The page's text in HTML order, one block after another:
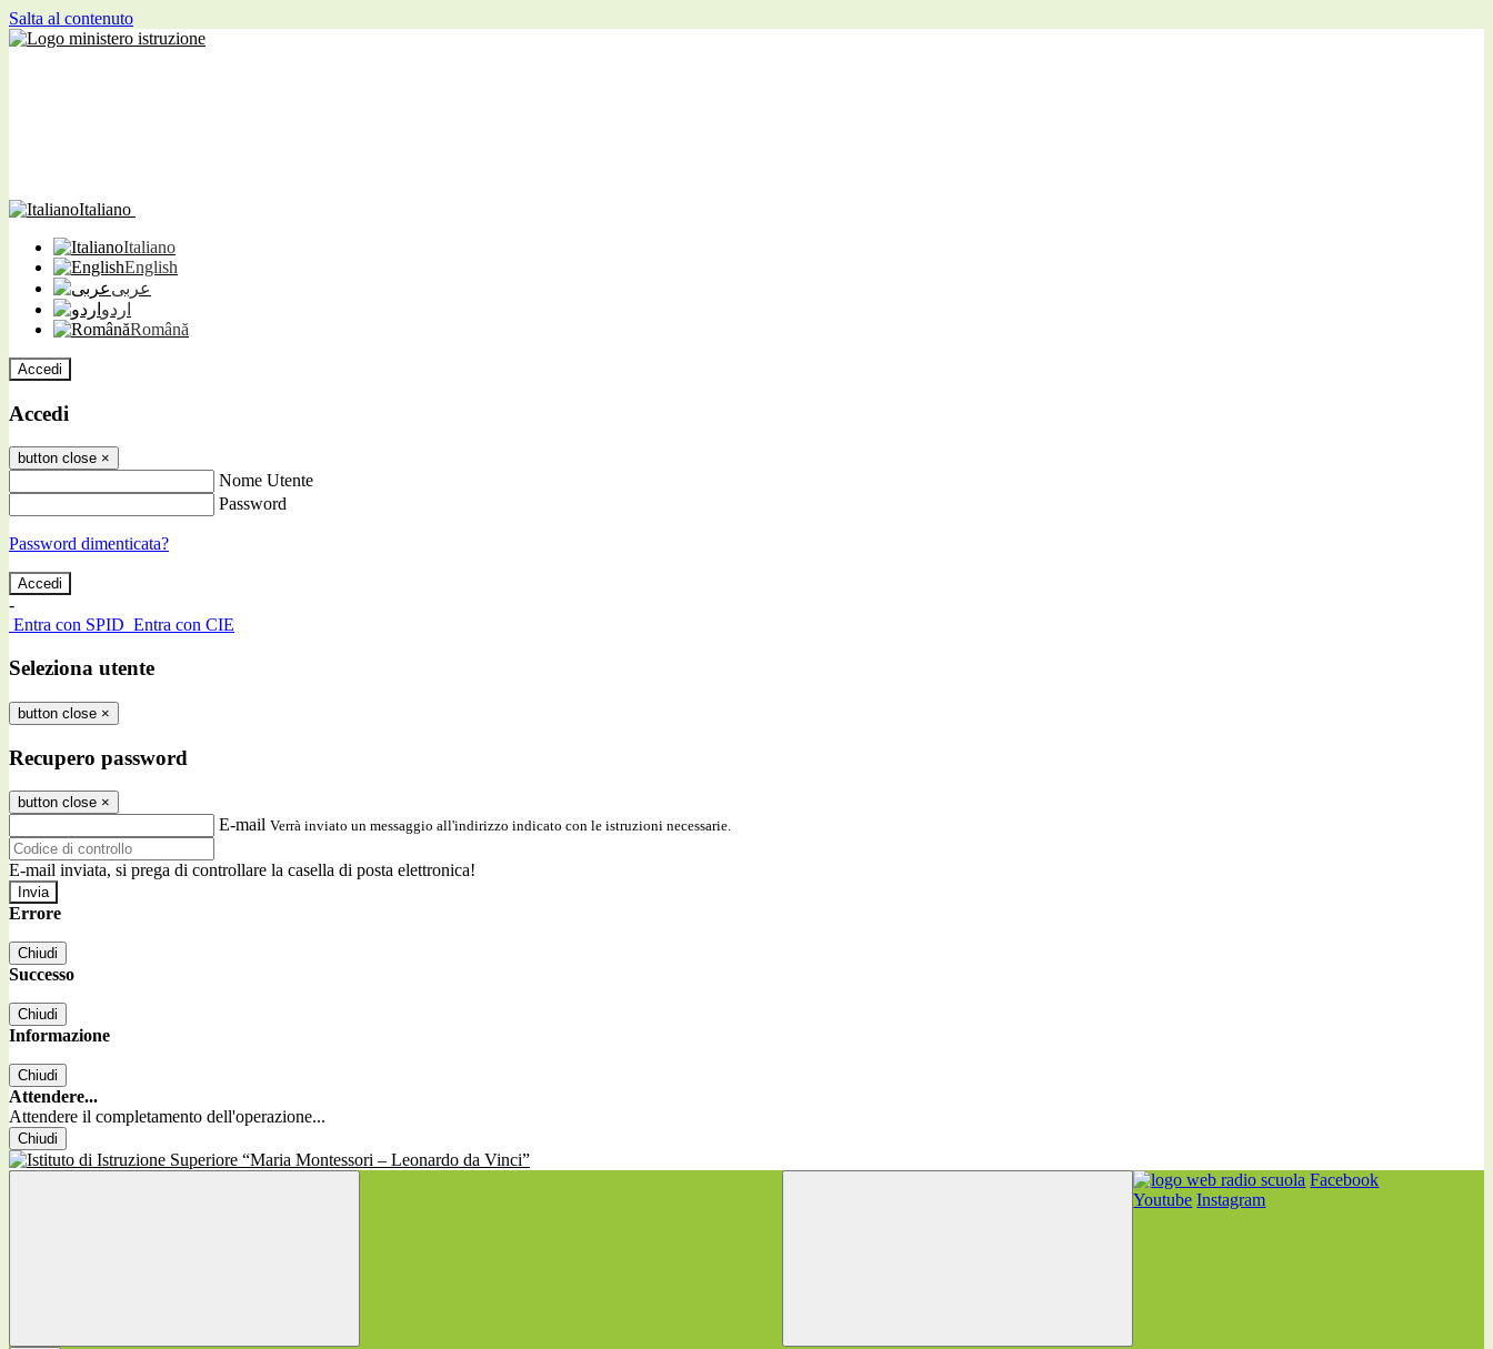
Salta al contenuto
Italiano
Italiano
English
عربى
اردو
Română
Accedi
Accedi
button close ×
Nome Utente
Password
Password dimenticata?
-
Entra con SPID Entra con CIE
Seleziona utente
button close ×
Recupero password
button close ×
E-mail Verrà inviato un messaggio all'indirizzo indicato con le istruzioni necessarie.
E-mail inviata, si prega di controllare la casella di posta elettronica!
Errore
Chiudi
Successo
Chiudi
Informazione
Chiudi
Attendere...
Attendere il completamento dell'operazione...
Chiudi
Facebook
Youtube Instagram